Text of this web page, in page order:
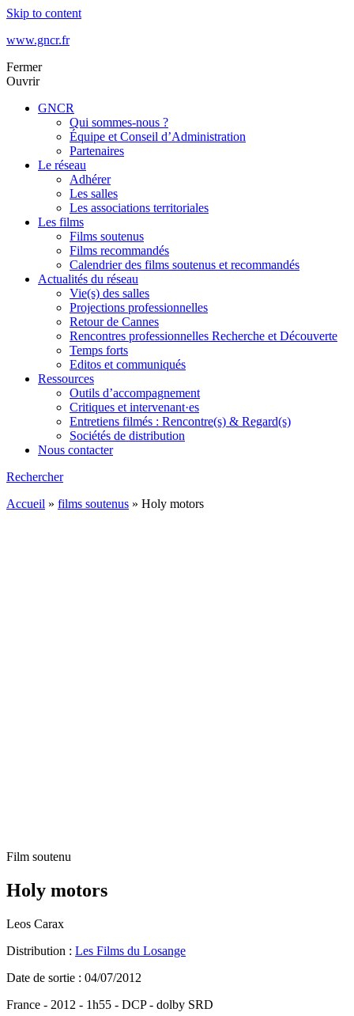
Skip to content
www.gncr.fr
Fermer
Ouvrir
GNCR
Qui sommes-nous ?
Équipe et Conseil d’Administration
Partenaires
Le réseau
Adhérer
Les salles
Les associations territoriales
Les films
Films soutenus
Films recommandés
Calendrier des films soutenus et recommandés
Actualités du réseau
Vie(s) des salles
Projections professionnelles
Retour de Cannes
Rencontres professionnelles Recherche et Découverte
Temps forts
Editos et communiqués
Ressources
Outils d’accompagnement
Critiques et intervenant·es
Entretiens filmés : Rencontre(s) & Regard(s)
Sociétés de distribution
Nous contacter
Rechercher
Accueil » films soutenus » Holy motors
Film soutenu
Holy motors
Leos Carax
Distribution : Les Films du Losange
Date de sortie : 04/07/2012
France - 2012 - 1h55 - DCP - dolby SRD